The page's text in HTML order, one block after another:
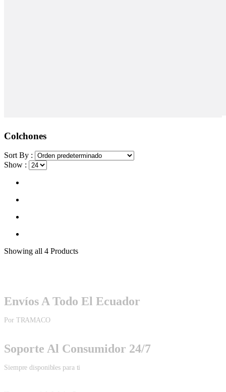
Colchones
Sort By :
Show :
Showing all 4 Products
Envíos A Todo El Ecuador
Por TRAMACO
Soporte Al Consumidor 24/7
Siempre disponibles para ti